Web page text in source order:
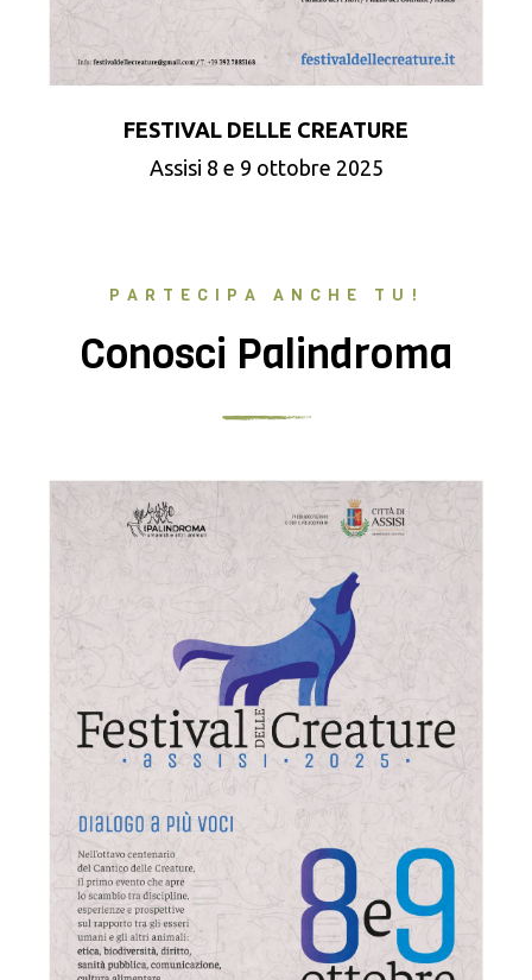
FESTIVAL DELLE CREATURE
Assisi 8 e 9 ottobre 2025
PARTECIPA ANCHE TU!
Conosci Palindroma